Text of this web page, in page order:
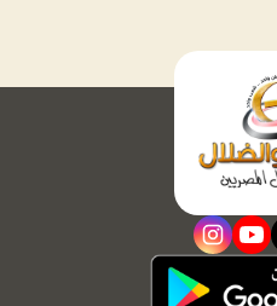
youtube
instagram